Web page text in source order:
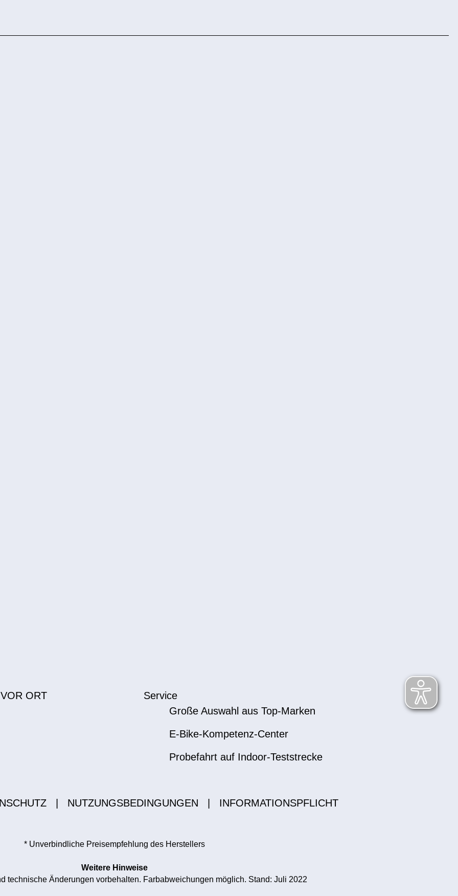
ORT
Service
Große Auswahl aus Top-Marken
E-Bike-Kompetenz-Center
Probefahrt auf Indoor-Teststrecke
NUTZUNGSBEDINGUNGEN INFORMATIONSPFLICHT
* Unverbindliche Preisempfehlung des Herstellers
Weitere Hinweise
technische Änderungen vorbehalten. Farbabweichungen möglich. Stand: Juli 2022